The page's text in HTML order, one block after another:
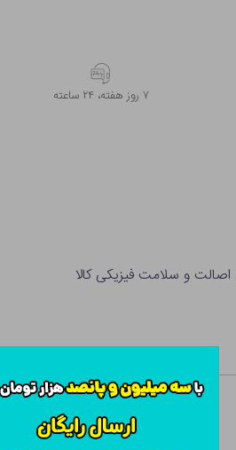
۷ روز ﻫﻔﺘﻪ، ۲۴ ﺳﺎﻋﺘﻪ
اصالت و سلامت فیزیکی کالا